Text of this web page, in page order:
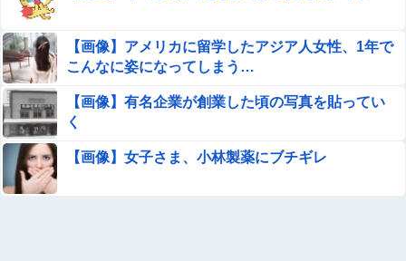
【画像】アメリカに留学したアジア人女性、1年で
こんなに姿になってしまう…
【画像】有名企業が創業した頃の写真を貼ってい
く
【画像】女子さま、小林製薬にブチギレ